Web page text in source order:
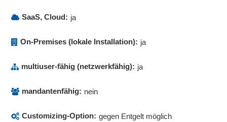
SaaS, Cloud: ja
On-Premises (lokale Installation): ja
multiuser-fähig (netzwerkfähig): ja
mandantenfähig: nein
Customizing-Option: gegen Entgelt möglich